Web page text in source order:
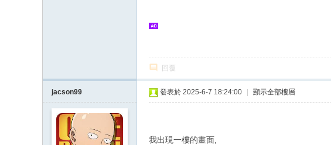
回覆
jacson99 發表於 2025-6-7 18:24:00 顯示全部樓層
我出現一樓的畫面,